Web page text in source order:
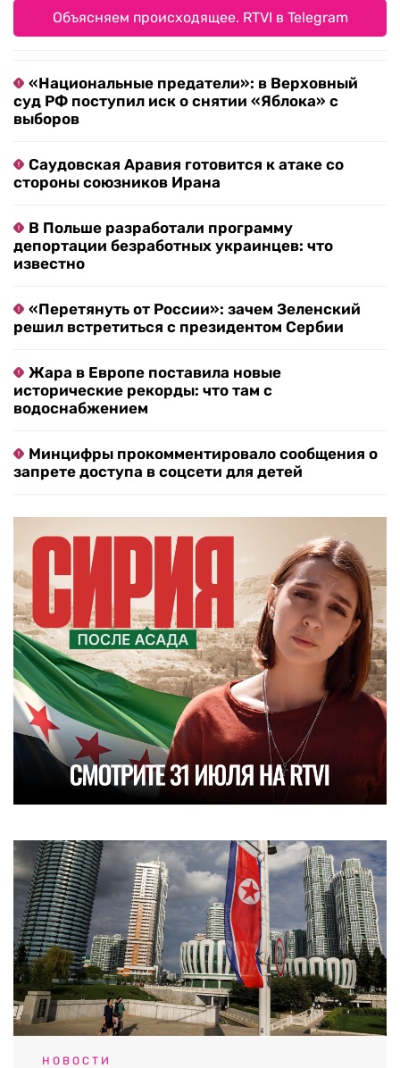
Объясняем происходящее. RTVI в Telegram
«Национальные предатели»: в Верховный
суд РФ поступил иск о снятии «Яблока» с
выборов
Саудовская Аравия готовится к атаке со
стороны союзников Ирана
В Польше разработали программу
депортации безработных украинцев: что
известно
«Перетянуть от России»: зачем Зеленский
решил встретиться с президентом Сербии
Жара в Европе поставила новые
исторические рекорды: что там с
водоснабжением
Минцифры прокомментировало сообщения о
запрете доступа в соцсети для детей
НОВОСТИ